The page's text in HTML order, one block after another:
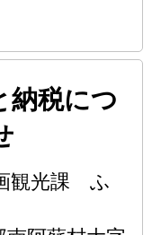
税につ
観光課 ふ